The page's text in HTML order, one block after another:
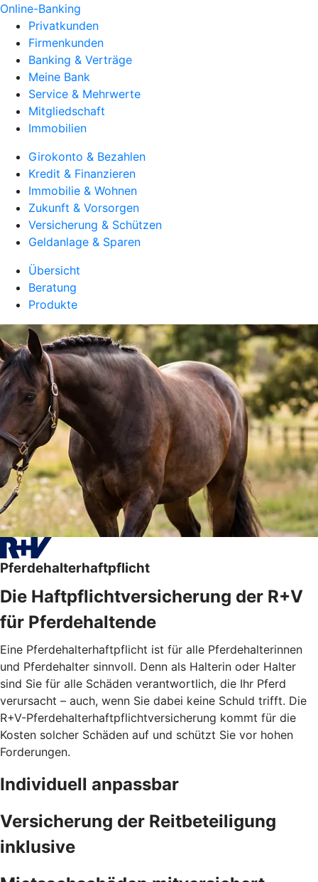
Online-Banking
Privatkunden
Firmenkunden
Banking & Verträge
Meine Bank
Service & Mehrwerte
Mitgliedschaft
Immobilien
Girokonto & Bezahlen
Kredit & Finanzieren
Immobilie & Wohnen
Zukunft & Vorsorgen
Versicherung & Schützen
Geldanlage & Sparen
Übersicht
Beratung
Produkte
Pferdehalterhaftpflicht
Die Haftpflichtversicherung der R+V
für Pferdehaltende
Eine Pferdehalterhaftpflicht ist für alle Pferdehalterinnen
und Pferdehalter sinnvoll. Denn als Halterin oder Halter
sind Sie für alle Schäden verantwortlich, die Ihr Pferd
verursacht – auch, wenn Sie dabei keine Schuld trifft. Die
R+V-Pferdehalterhaftpflichtversicherung kommt für die
Kosten solcher Schäden auf und schützt Sie vor hohen
Forderungen.
Individuell anpassbar
Versicherung der Reitbeteiligung
inklusive